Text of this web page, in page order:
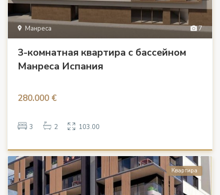
7
Манреса
3-комнатная квартира с бассейном
Манреса Испания
280.000 €
3 2 103.00
Квартира